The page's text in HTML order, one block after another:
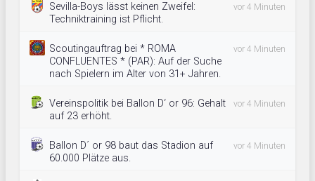
Sevilla-Boys lässt keinen Zweifel:
Techniktraining ist Pflicht.
vor 4 Minuten
Scoutingauftrag bei * ROMA
CONFLUENTES * (PAR): Auf der Suche
nach Spielern im Alter von 31+ Jahren.
vor 4 Minuten
Vereinspolitik bei Ballon D‘ or 96: Gehalt
auf 23 erhöht.
vor 4 Minuten
Ballon D´ or 98 baut das Stadion auf
60.000 Plätze aus.
vor 4 Minuten